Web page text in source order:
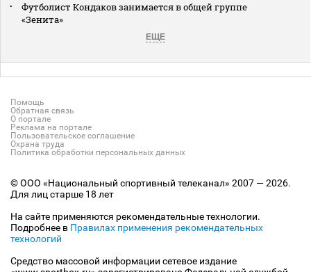
Футболист Кондаков занимается в общей группе
«Зенита»
ЕЩЕ
Помощь
Обратная связь
О портале
Реклама на портале
Пользовательское соглашение
Охрана труда
Политика обработки персональных данных
© ООО «Национальный спортивный телеканал» 2007 — 2026.
Для лиц старше 18 лет
На сайте применяются рекомендательные технологии.
Подробнее в Правилах применения рекомендательных
технологий
Средство массовой информации сетевое издание